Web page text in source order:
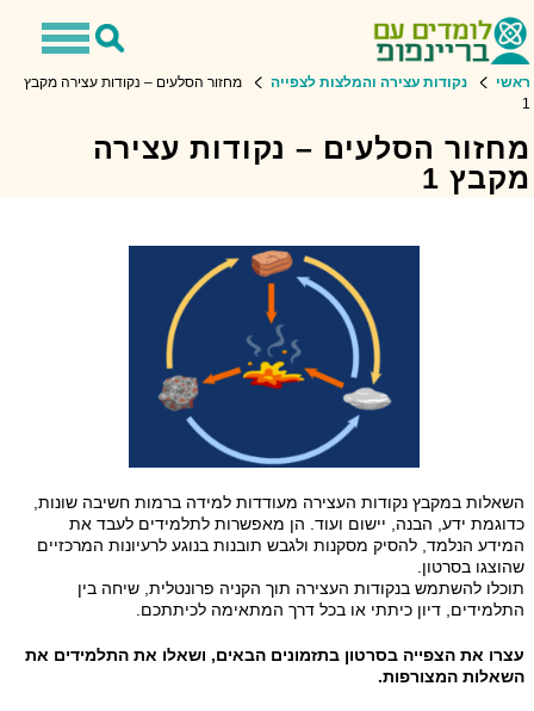
Toggle
Toggle
ראשי נקודות עצירה והמלצות לצפייה
מחזור הסלעים – נקודות עצירה מקבץ
1
מחזור הסלעים – נקודות עצירה
מקבץ 1
השאלות במקבץ נקודות העצירה מעודדות למידה ברמות חשיבה שונות,
כדוגמת ידע, הבנה, יישום ועוד. הן מאפשרות לתלמידים לעבד את
המידע הנלמד, להסיק מסקנות ולגבש תובנות בנוגע לרעיונות המרכזיים
שהוצגו בסרטון.
תוכלו להשתמש בנקודות העצירה תוך הקניה פרונטלית, שיחה בין
התלמידים, דיון כיתתי או בכל דרך המתאימה לכיתתכם.
עצרו את הצפייה בסרטון בתזמונים הבאים, ושאלו את התלמידים את
השאלות המצורפות.